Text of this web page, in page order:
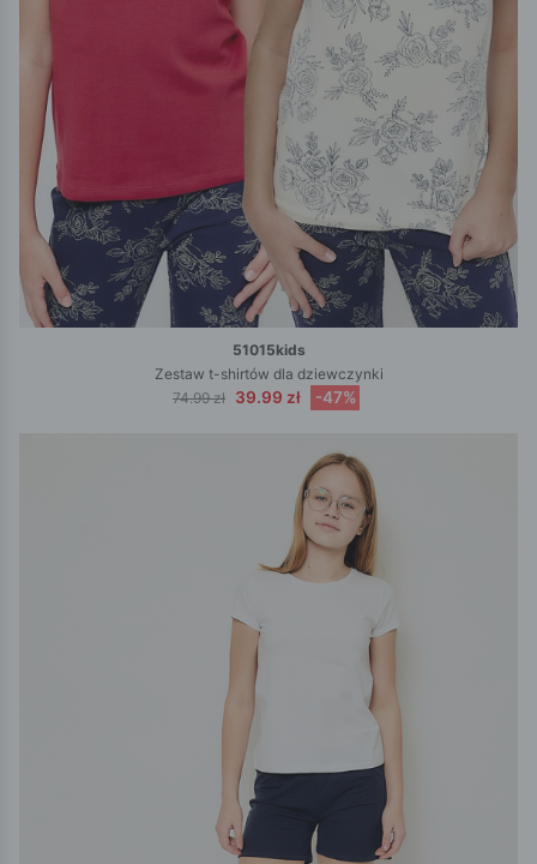
51015kids
Zestaw t-shirtów dla dziewczynki
74.99 zł 39.99 zł -47%